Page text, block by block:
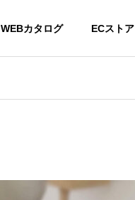
WEBカタログ ECストア